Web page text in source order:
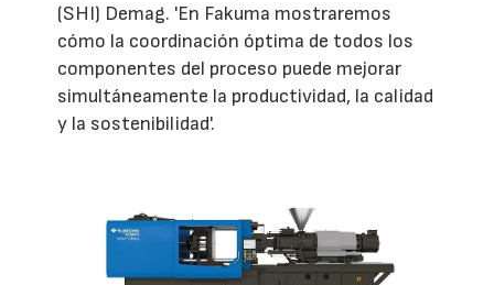
(SHI) Demag. 'En Fakuma mostraremos
cómo la coordinación óptima de todos los
componentes del proceso puede mejorar
simultáneamente la productividad, la calidad
y la sostenibilidad'.